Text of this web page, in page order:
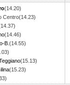
(14.20)
Centro(14.23)
(14.46)
B. (14.55)
(15.13)
(15.23)